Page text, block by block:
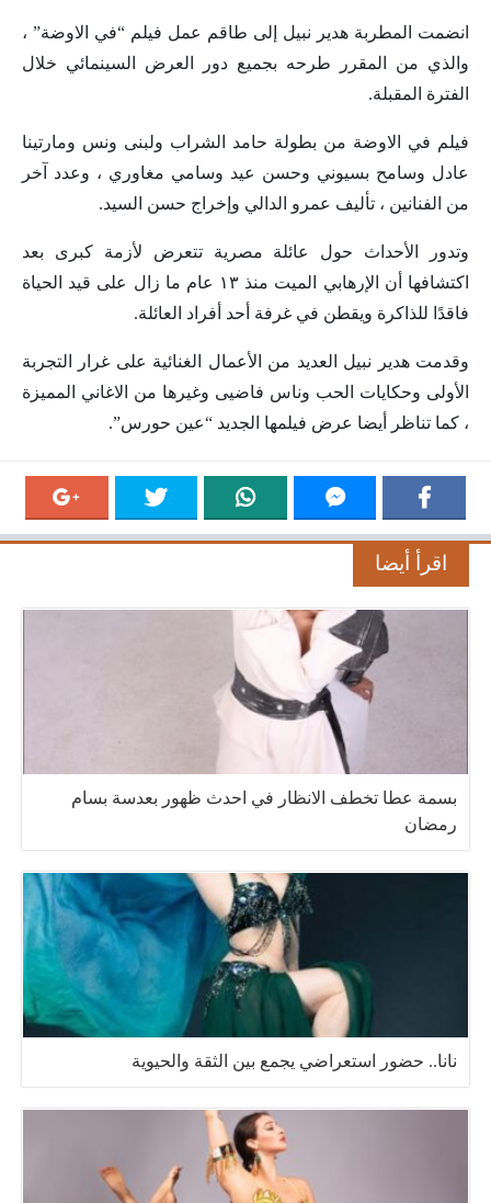
انضمت المطربة هدير نبيل إلى طاقم عمل فيلم “في الاوضة” ،
والذي من المقرر طرحه بجميع دور العرض السينمائي خلال
الفترة المقبلة.
فيلم في الاوضة من بطولة حامد الشراب ولبنى ونس ومارتينا
عادل وسامح بسيوني وحسن عيد وسامي مغاوري ، وعدد آخر
من الفنانين ، تأليف عمرو الدالي وإخراج حسن السيد.
وتدور الأحداث حول عائلة مصرية تتعرض لأزمة كبرى بعد
اكتشافها أن الإرهابي الميت منذ ١٣ عام ما زال على قيد الحياة
فاقدًا للذاكرة ويقطن في غرفة أحد أفراد العائلة.
وقدمت هدير نبيل العديد من الأعمال الغنائية على غرار التجربة
الأولى وحكايات الحب وناس فاضيى وغيرها من الاغاني المميزة
، كما تناظر أيضا عرض فيلمها الجديد “عين حورس”.
اقرأ أيضا
بسمة عطا تخطف الانظار في احدث ظهور بعدسة بسام
رمضان
نانا.. حضور استعراضي يجمع بين الثقة والحيوية